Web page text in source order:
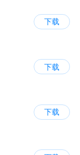
下载
下载
下载